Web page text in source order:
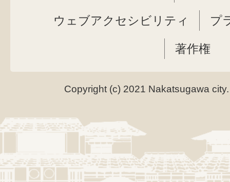
ウェブアクセシビリティ プ
著作権
Copyright (c) 2021 Nakatsugawa